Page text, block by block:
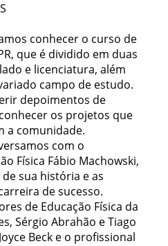
conhecer o curso de
que é dividido em duas
e licenciatura, além
campo de estudo.
depoimentos de
os projetos que
a comunidade.
com o
Física Fábio Machowski,
sua história e as
de sucesso.
de Educação Física da
Sérgio Abrahão e Tiago
Beck e o profissional